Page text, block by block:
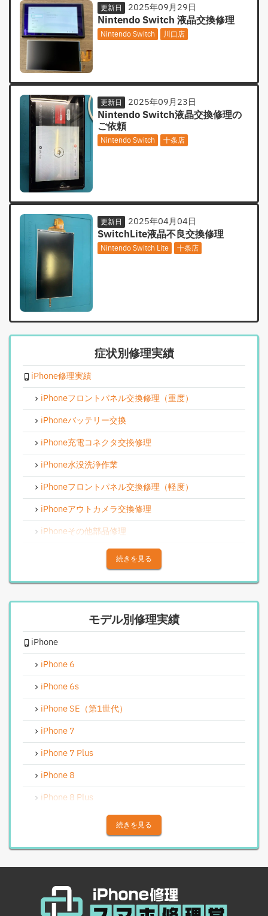
更新日 2025年09月29日
Nintendo Switch 液晶交換修理
Nintendo Switch 川口店
更新日 2025年09月23日
Nintendo Switch液晶交換修理の
ご依頼
Nintendo Switch 十条店
更新日 2025年04月04日
SwitchLite液晶不良交換修理
Nintendo Switch Lite 十条店
症状別修理実績
iPhone修理実績
iPhoneフロントパネル交換修理（重度）
iPhoneバッテリー交換
iPhone充電コネクタ交換修理
iPhone水没洗浄作業
iPhoneフロントパネル交換修理（軽度）
iPhoneアウトカメラ交換修理
iPhoneその他部品修理
iPhoneアウトカメラレンズ交換修理
iPhoneスピーカー関連修理
iPhoneカメラレンズガラス交換修理
iPhoneインカメラ交換修理
iPhoneリンゴループ、システム復旧
iPhone基板破損修理（軽度）
iPhoneバイブレータ交換修理
Android修理実績
Androidフロントパネル交換修理
Androidバッテリー交換
Android水没洗浄作業
Androidその他部品修理
Android基板破損修理（重度）
Androidロゴループ、システム復旧
Android基板破損修理（軽度）
続きを見る
モデル別修理実績
iPhone
iPhone 6
iPhone 6s
iPhone SE（第1世代）
iPhone 7
iPhone 7 Plus
iPhone 8
iPhone 8 Plus
iPhone XS Max
iPhone XR
iPhone 11
続きを見る